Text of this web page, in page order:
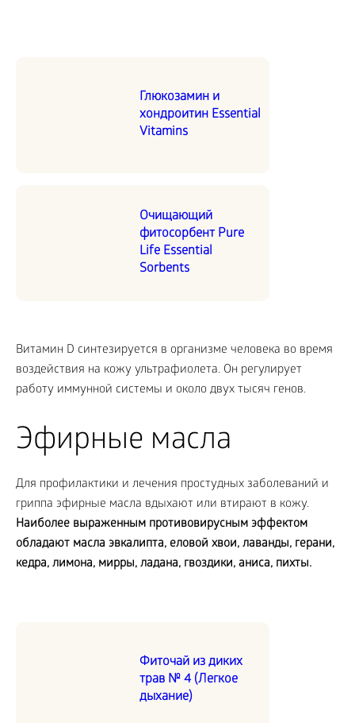
Глюкозамин и
хондроитин Essential
Vitamins
Очищающий
фитосорбент Pure
Life Essential
Sorbents
Витамин D синтезируется в организме человека во время
воздействия на кожу ультрафиолета. Он регулирует
работу иммунной системы и около двух тысяч генов.
Эфирные масла
Для профилактики и лечения простудных заболеваний и
гриппа эфирные масла вдыхают или втирают в кожу.
Наиболее выраженным противовирусным эффектом
обладают масла эвкалипта, еловой хвои, лаванды, герани,
кедра, лимона, мирры, ладана, гвоздики, аниса, пихты.
Фиточай из диких
трав № 4 (Легкое
дыхание)